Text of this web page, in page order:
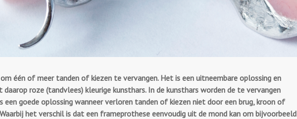
één of meer tanden of kiezen te vervangen. Het is een uitneembare oplossing en
roze (tandvlees) kleurige kunsthars. In de kunsthars worden de te vervangen
een goede oplossing wanneer verloren tanden of kiezen niet door een brug, kroon of
het verschil is dat een frameprothese eenvoudig uit de mond kan om bijvoorbeeld